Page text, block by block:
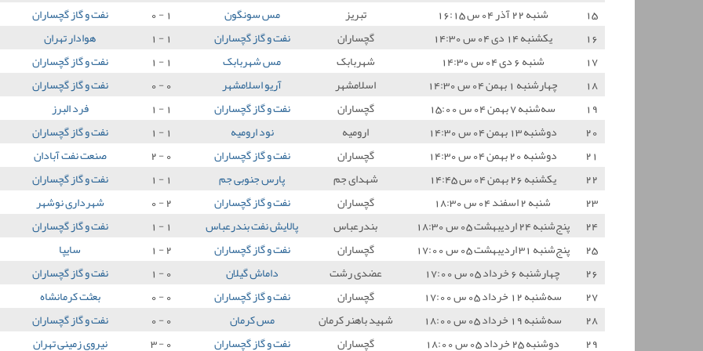
15
شنبه 22 آذر 04 س 16:15 تبریز مس سونگون 1 - 0 نفت و گاز گچساران
16
یکشنبه 14 دی 04 س 14:30 گچساران نفت و گاز گچساران 1 - 1 هوادار تهران
17
شنبه 6 دی 04 س 14:30 شهربابک مس شهربابک 1 - 1 نفت و گاز گچساران
18
چهارشنبه 1 بهمن 04 س 14:30 اسلامشهر آریو اسلامشهر 0 - 0 نفت و گاز گچساران
19
سه‌شنبه 7 بهمن 04 س 15:00 گچساران نفت و گاز گچساران 1 - 1 فرد البرز
20
دوشنبه 13 بهمن 04 س 14:30 ارومیه نود ارومیه 1 - 1 نفت و گاز گچساران
21
دوشنبه 20 بهمن 04 س 14:30 گچساران نفت و گاز گچساران 0 - 2 صنعت نفت آبادان
22
یکشنبه 26 بهمن 04 س 14:45 شهدای جم پارس جنوبی جم 1 - 1 نفت و گاز گچساران
23
شنبه 2 اسفند 04 س 18:30 گچساران نفت و گاز گچساران 2 - 0 شهرداری نوشهر
24
پنج‌شنبه 24 اردیبهشت 05 س 18:30 بندرعباس پالایش نفت بندرعباس 1 - 1 نفت و گاز گچساران
25
پنج‌شنبه 31 اردیبهشت 05 س 17:00 گچساران نفت و گاز گچساران 2 - 1 سایپا
26
چهارشنبه 6 خرداد 05 س 17:00 عضدی رشت داماش گیلان 0 - 1 نفت و گاز گچساران
27
سه‌شنبه 12 خرداد 05 س 17:00 گچساران نفت و گاز گچساران 0 - 0 بعثت کرمانشاه
28
سه‌شنبه 19 خرداد 05 س 18:00 شهید باهنر کرمان مس کرمان 0 - 0 نفت و گاز گچساران
29
دوشنبه 25 خرداد 05 س 18:00 گچساران نفت و گاز گچساران 0 - 3 نیروی زمینی تهران